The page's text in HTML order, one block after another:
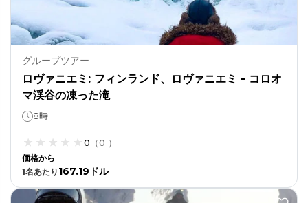
グループツアー
ロヴァニエミ: フィンランド、ロヴァニエミ - コロオ
マ渓谷の凍った滝
8時
0 （0 ）
価格から
1名あたり 167.19ドル